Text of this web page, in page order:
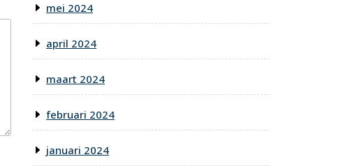
mei 2024
april 2024
maart 2024
februari 2024
januari 2024